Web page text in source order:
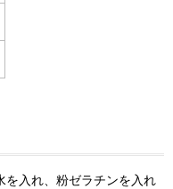
を入れ、粉ゼラチンを入れ